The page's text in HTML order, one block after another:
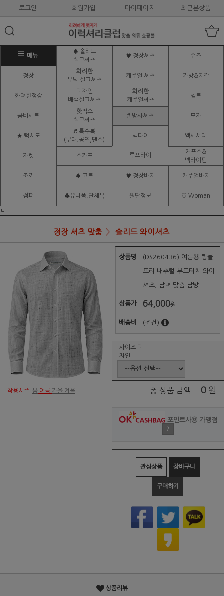
로그인 회원가입 마이페이지 최근본상품
메뉴
♠ 솔리드
실크셔츠
♥ 정장셔츠 슈즈
정장
화려한
무늬 실크셔츠
캐주얼 셔츠 가방&지갑
화려한정장
디자인
배색실크셔츠
화려한
캐주얼셔츠
벨트
콤비세트
핫픽스
실크셔츠
# 망사셔츠 모자
★ 턱시도
♬ 특수복
(무대.공연,댄스)
넥타이 액세서리
자켓 스카프 루프타이
커프스&
넥타이핀
조끼 ♠ 코트 ♥ 정장바지 캐주얼바지
점퍼 ♣유니폼,단체복 원단정보 ♡ Woman
ㅌ
정장 셔츠 맞춤 솔리드 와이셔츠
착용시즌: 봄 여름 가을 겨울
상품명 (DS260436) 여름용 링클
프리 내추럴 무드터치 와이
셔츠, 남녀 맞춤 남방
상품가 64,000원
배송비 (조건)
사이즈 디
자인
총 상품 금액 0 원
포인트사용 가맹점
?
관심상품 장바구니
구매하기
상품리뷰